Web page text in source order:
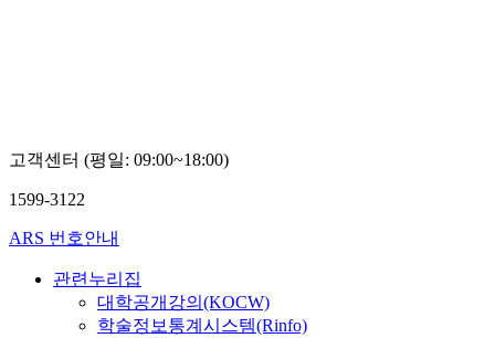
고객센터 (평일: 09:00~18:00)
1599-3122
ARS 번호안내
관련누리집
대학공개강의(KOCW)
학술정보통계시스템(Rinfo)